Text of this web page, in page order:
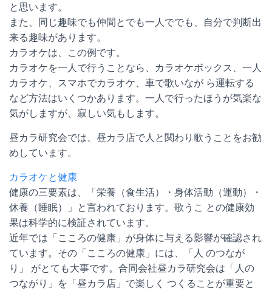
と思います。
また、同じ趣味でも仲間とでも一人ででも、自分で判断出
来る趣味があります。
カラオケは、この例です。
カラオケを一人で行うことなら、カラオケボックス、一人
カラオケ、スマホでカラオケ、車で歌いなが ら運転する
など方法はいくつかあります。一人で行ったほうが気楽な
気がしますが、寂しい気もします。
昼カラ研究会では、昼カラ店で人と関わり歌うことをお勧
めしています。
カラオケと健康
健康の三要素は、「栄養（食生活）・身体活動（運動）・
休養（睡眠）」と言われております。歌うこ との健康効
果は科学的に検証されています。
近年では「こころの健康」が身体に与える影響が確認され
ています。その「こころの健康」には、「人 のつなが
り」 がとても大事です。合同会社昼カラ研究会は「人の
つながり」を「昼カラ店」で楽しく つくることが重要と